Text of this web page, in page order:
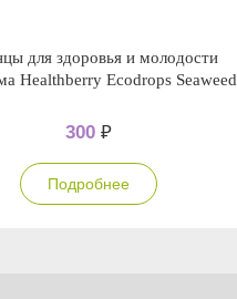
для здоровья и молодости
Healthberry Ecodrops Seaweed
300 ₽
Подробнее